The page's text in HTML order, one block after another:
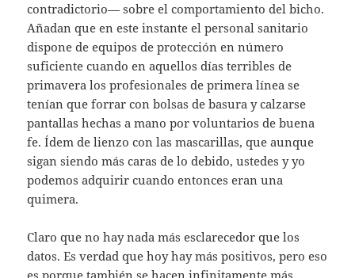
contradictorio— sobre el comportamiento del bicho.
Añadan que en este instante el personal sanitario
dispone de equipos de protección en número
suficiente cuando en aquellos días terribles de
primavera los profesionales de primera línea se
tenían que forrar con bolsas de basura y calzarse
pantallas hechas a mano por voluntarios de buena
fe. Ídem de lienzo con las mascarillas, que aunque
sigan siendo más caras de lo debido, ustedes y yo
podemos adquirir cuando entonces eran una
quimera.
Claro que no hay nada más esclarecedor que los
datos. Es verdad que hoy hay más positivos, pero eso